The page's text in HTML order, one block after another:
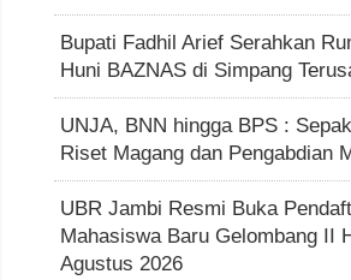
Bupati Fadhil Arief Serahkan
Huni BAZNAS di Simpang
UNJA, BNN hingga BPS :
Riset Magang dan Pengabdian
UBR Jambi Resmi Buka
Mahasiswa Baru Gelombang II
Agustus 2026